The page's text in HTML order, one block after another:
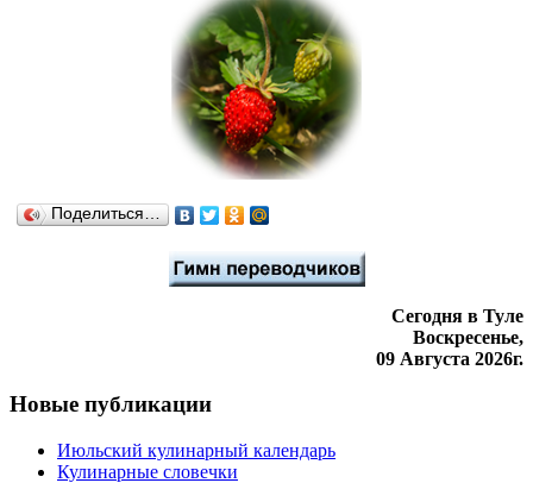
Поделиться…
Сегодня в Туле
Воскресенье,
09 Августа 2026г.
Новые публикации
Июльский кулинарный календарь
Кулинарные словечки